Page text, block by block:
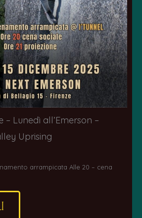
– Lunedì all’Emerson –
Uprising
arrampicata Alle 20 – cena